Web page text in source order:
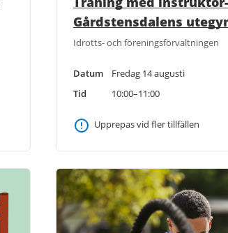
Gårdstensdalens
Idrotts- och föreningsförvaltningen
Datum
Fredag 14 augusti
Tid
10:00–11:00
Upprepas vid fler tillfällen